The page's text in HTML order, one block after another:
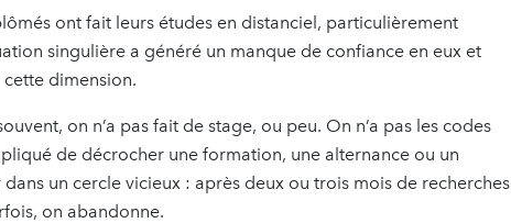
ont fait leurs études en distanciel, particulièrement
singulière a généré un manque de confiance en eux et
dimension.
on n’a pas fait de stage, ou peu. On n’a pas les codes
de décrocher une formation, une alternance ou un
un cercle vicieux : après deux ou trois mois de recherches
on abandonne.